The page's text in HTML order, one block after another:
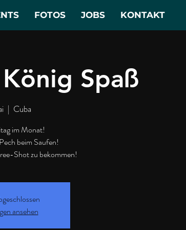
FOTOS JOBS KONTAKT
Spaß
  |
Cuba
im Monat!
beim Saufen!
Shot zu bekommen!
ansehen